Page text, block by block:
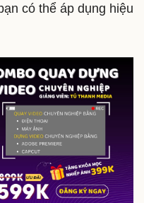
có thể áp dụng hiệu